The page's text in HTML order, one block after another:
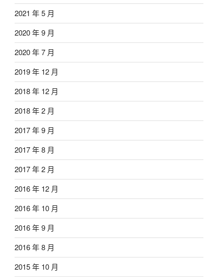
2021 年 5 月
2020 年 9 月
2020 年 7 月
2019 年 12 月
2018 年 12 月
2018 年 2 月
2017 年 9 月
2017 年 8 月
2017 年 2 月
2016 年 12 月
2016 年 10 月
2016 年 9 月
2016 年 8 月
2015 年 10 月